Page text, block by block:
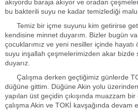
akıyordu baraja akıyor ve oradan
bu bakterili suyu ne kadar temizlediği
Temiz bir içme suyunu kim getirirse
kendisine minnet duyarım. Bizler bugün
çocuklarımız ve yeni nesiller içinde hayatı
suyu inşallah çeşmelerimizden akar bizde
duyarız.
Çalışma derken geçtiğimiz günlerde
düğüne gittim. Düğüne Akin yolu
yapılan üst geçidin çıkışında muazzam bir
çalışma Akin ve TOKİ kavşağında devam